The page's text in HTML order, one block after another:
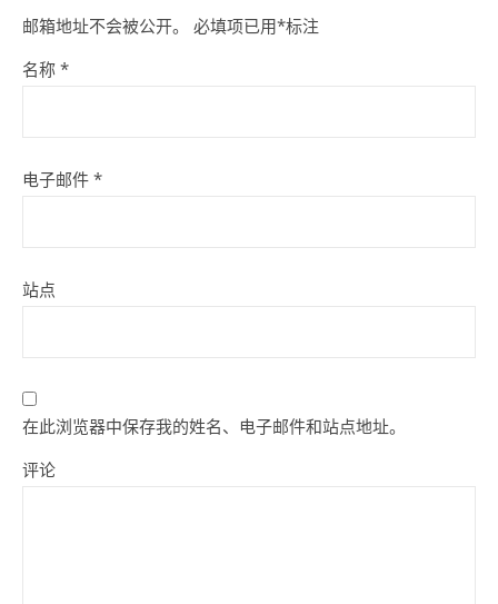
邮箱地址不会被公开。 必填项已用*标注
名称 *
电子邮件 *
站点
在此浏览器中保存我的姓名、电子邮件和站点地址。
评论